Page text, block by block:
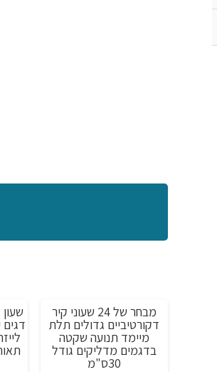
מבצע! מבחר של 24 שעוני קיר
דקורטיביים גדולים תלת
מיימד תנועה שקטה
בדגמים מדליקים גודל
30ס"מ